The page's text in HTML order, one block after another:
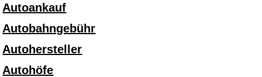
Autoankauf
Autobahngebühr
Autohersteller
Autohöfe